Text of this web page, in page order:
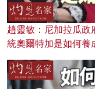
趙靈敏：尼加拉瓜政
統奧爾特加是如何養